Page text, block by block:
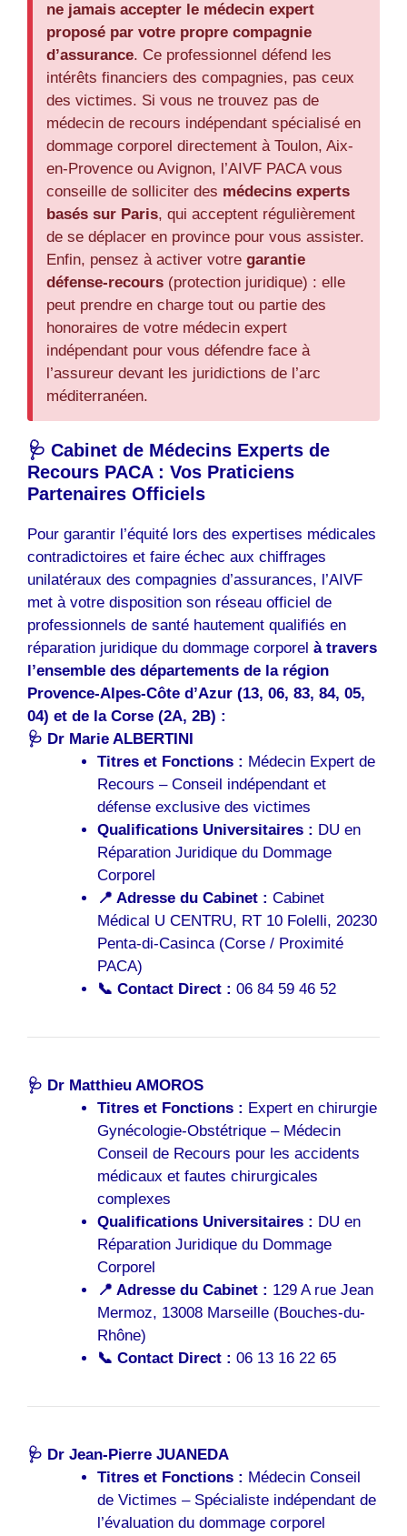
ne jamais accepter le médecin expert
proposé par votre propre compagnie
d’assurance. Ce professionnel défend les
intérêts financiers des compagnies, pas ceux
des victimes. Si vous ne trouvez pas de
médecin de recours indépendant spécialisé en
dommage corporel directement à Toulon, Aix-
en-Provence ou Avignon, l’AIVF PACA vous
conseille de solliciter des médecins experts
basés sur Paris, qui acceptent régulièrement
de se déplacer en province pour vous assister.
Enfin, pensez à activer votre garantie
défense-recours (protection juridique) : elle
peut prendre en charge tout ou partie des
honoraires de votre médecin expert
indépendant pour vous défendre face à
l’assureur devant les juridictions de l’arc
méditerranéen.
🩺 Cabinet de Médecins Experts de
Recours PACA : Vos Praticiens
Partenaires Officiels
Pour garantir l’équité lors des expertises médicales
contradictoires et faire échec aux chiffrages
unilatéraux des compagnies d’assurances, l’AIVF
met à votre disposition son réseau officiel de
professionnels de santé hautement qualifiés en
réparation juridique du dommage corporel à travers
l’ensemble des départements de la région
Provence-Alpes-Côte d’Azur (13, 06, 83, 84, 05,
04) et de la Corse (2A, 2B) :
🩺 Dr Marie ALBERTINI
Titres et Fonctions : Médecin Expert de
Recours – Conseil indépendant et
défense exclusive des victimes
Qualifications Universitaires : DU en
Réparation Juridique du Dommage
Corporel
📍 Adresse du Cabinet : Cabinet
Médical U CENTRU, RT 10 Folelli, 20230
Penta-di-Casinca (Corse / Proximité
PACA)
📞 Contact Direct : 06 84 59 46 52
🩺 Dr Matthieu AMOROS
Titres et Fonctions : Expert en chirurgie
Gynécologie-Obstétrique – Médecin
Conseil de Recours pour les accidents
médicaux et fautes chirurgicales
complexes
Qualifications Universitaires : DU en
Réparation Juridique du Dommage
Corporel
📍 Adresse du Cabinet : 129 A rue Jean
Mermoz, 13008 Marseille (Bouches-du-
Rhône)
📞 Contact Direct : 06 13 16 22 65
🩺 Dr Jean-Pierre JUANEDA
Titres et Fonctions : Médecin Conseil
de Victimes – Spécialiste indépendant de
l’évaluation du dommage corporel